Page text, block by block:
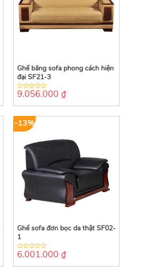
Ghế băng sofa phong cách hiện
đại SF21-3
0
of
9.056.000 ₫
-13%
Ghế sofa đơn bọc da thật SF02-
1
0
of
6.001.000 ₫